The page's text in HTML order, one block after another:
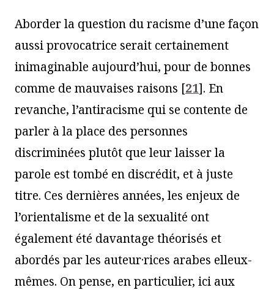
Aborder la question du racisme d’une façon
aussi provocatrice serait certainement
inimaginable aujourd’hui, pour de bonnes
comme de mauvaises raisons [21]. En
revanche, l’antiracisme qui se contente de
parler à la place des personnes
discriminées plutôt que leur laisser la
parole est tombé en discrédit, et à juste
titre. Ces dernières années, les enjeux de
l’orientalisme et de la sexualité ont
également été davantage théorisés et
abordés par les auteur·rices arabes elleux-
mêmes. On pense, en particulier, ici aux